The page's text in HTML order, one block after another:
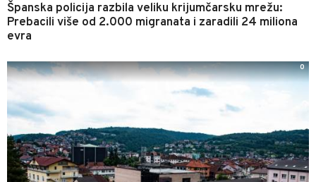
Španska policija razbila veliku krijumčarsku mrežu:
Prebacili više od 2.000 migranata i zaradili 24 miliona
evra
0